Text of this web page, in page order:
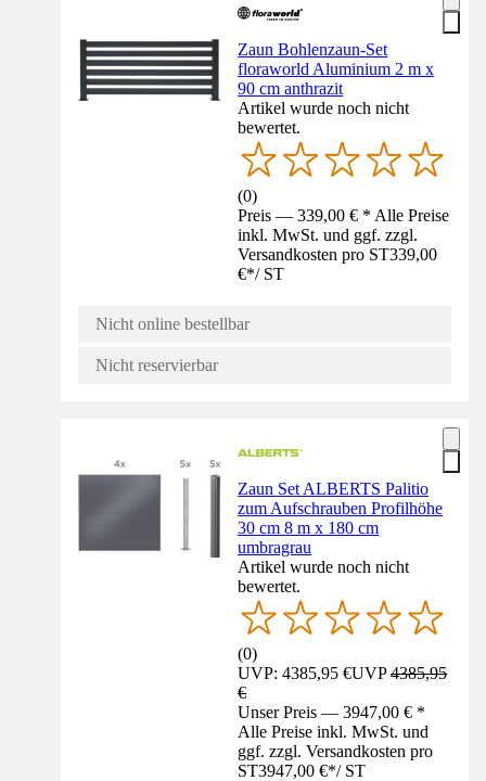
Zaun Bohlenzaun-Set
floraworld Aluminium 2 m x
90 cm anthrazit
Artikel wurde noch nicht
bewertet.
(0)
Preis — 339,00 € * Alle Preise
inkl. MwSt. und ggf. zzgl.
Versandkosten pro ST339,00
€*/ ST
Nicht online bestellbar
Nicht reservierbar
Zaun Set ALBERTS Palitio
zum Aufschrauben Profilhöhe
30 cm 8 m x 180 cm
umbragrau
Artikel wurde noch nicht
bewertet.
(0)
UVP: 4385,95 €UVP4385,95
€
Unser Preis — 3947,00 € *
Alle Preise inkl. MwSt. und
ggf. zzgl. Versandkosten pro
ST3947,00 €*/ ST